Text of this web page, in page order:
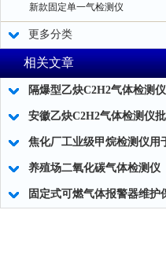
新款固定单一气检测仪
更多分类
相关文章
养殖场二氧化碳气体检测仪